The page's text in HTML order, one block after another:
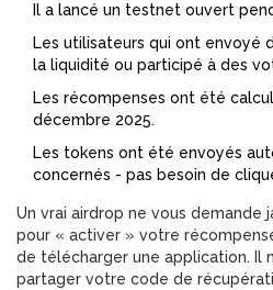
Il a lancé un testnet ouvert
Les utilisateurs qui ont envoyé
la liquidité ou participé à des
Les récompenses ont été
décembre 2025.
Les tokens ont été envoyés
concernés - pas besoin de
Un vrai airdrop ne vous demande
pour « activer » votre
de télécharger une application. Il
partager votre code de